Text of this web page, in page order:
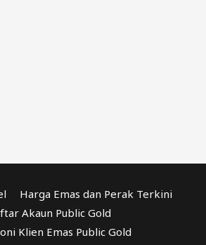
Harga Emas dan Perak Terkini
Akaun Public Gold
Klien Emas Public Gold